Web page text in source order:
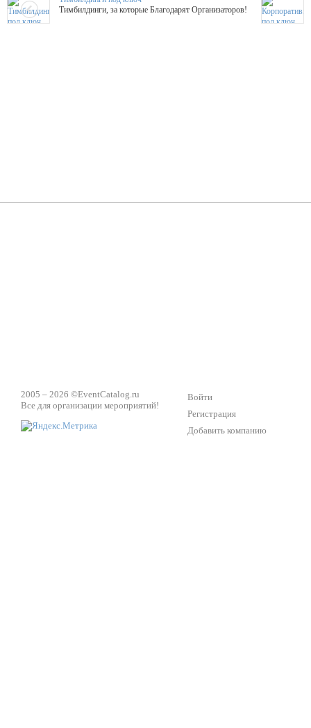
Тимбилдинги, за которые Благодарят Организаторов!
2005 – 2026 ©EventCatalog.ru
Все для организации мероприятий!
Войти
Регистрация
Добавить компанию